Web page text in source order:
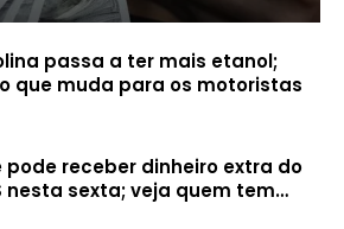
passa a ter mais etanol;
que muda para os motoristas
pode receber dinheiro extra do
nesta sexta; veja quem tem…